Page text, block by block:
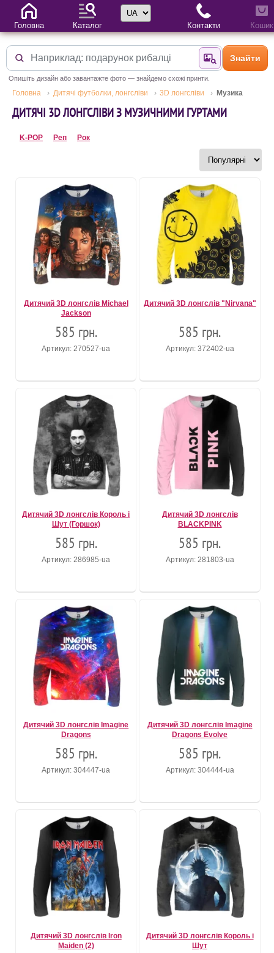
Знайти за
Знайти
Опишіть дизайн або завантажте фото — знайдемо схожі принти.
Головна Дитячі футболки, лонгсліви 3D лонгсліви Музика
ДИТЯЧІ 3D ЛОНГСЛІВИ З МУЗИЧНИМИ ГУРТАМИ
K-POP Реп Рок
Дитячий 3D лонгслів Michael
Jackson
585 грн.
Артикул: 270527-ua
Дитячий 3D лонгслів "Nirvana"
585 грн.
Артикул: 372402-ua
Дитячий 3D лонгслів Король і
Шут (Горшок)
585 грн.
Артикул: 286985-ua
Дитячий 3D лонгслів
BLACKPINK
585 грн.
Артикул: 281803-ua
Дитячий 3D лонгслів Imagine
Dragons
585 грн.
Артикул: 304447-ua
Дитячий 3D лонгслів Imagine
Dragons Evolve
585 грн.
Артикул: 304444-ua
Дитячий 3D лонгслів Iron
Maiden (2)
Дитячий 3D лонгслів Король і
Шут
Головна Каталог
Вибір мови
Контакти Кошик